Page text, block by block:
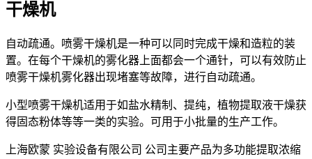
干燥机
自动疏通。喷雾干燥机是一种可以同时完成干燥和造粒的装
置。在每个干燥机的雾化器上面都会一个通针，可以有效防止
喷雾干燥机雾化器出现堵塞等故障，进行自动疏通。
小型喷雾干燥机适用于如盐水精制、提纯，植物提取液干燥获
得固态粉体等等一类的实验。可用于小批量的生产工作。
上海欧蒙 实验设备有限公司 公司主要产品为多功能提取浓缩